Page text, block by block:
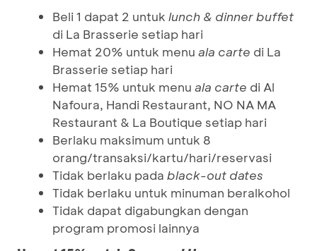
Beli 1 dapat 2 untuk lunch & dinner buffet
di La Brasserie setiap hari
Hemat 20% untuk menu ala carte di La
Brasserie setiap hari
Hemat 15% untuk menu ala carte di Al
Nafoura, Handi Restaurant, NO NA MA
Restaurant & La Boutique setiap hari
Berlaku maksimum untuk 8
orang/transaksi/kartu/hari/reservasi
Tidak berlaku pada black-out dates
Tidak berlaku untuk minuman beralkohol
Tidak dapat digabungkan dengan
program promosi lainnya